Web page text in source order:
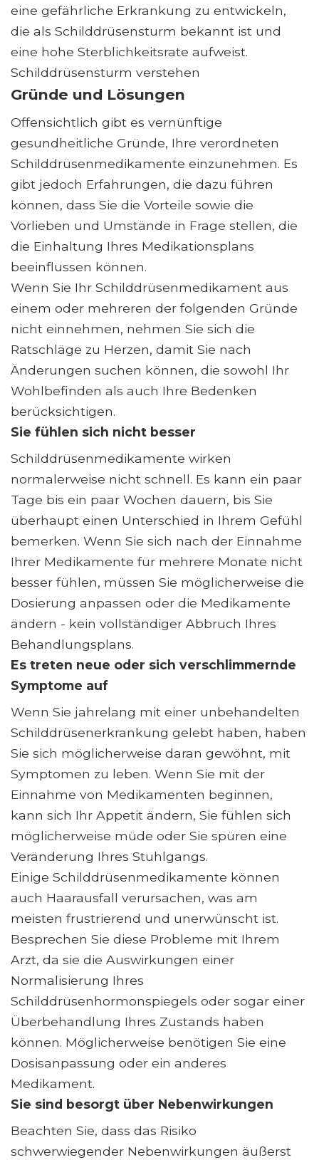
eine gefährliche Erkrankung zu entwickeln,
die als Schilddrüsensturm bekannt ist und
eine hohe Sterblichkeitsrate aufweist.
Schilddrüsensturm verstehen
Gründe und Lösungen
Offensichtlich gibt es vernünftige
gesundheitliche Gründe, Ihre verordneten
Schilddrüsenmedikamente einzunehmen. Es
gibt jedoch Erfahrungen, die dazu führen
können, dass Sie die Vorteile sowie die
Vorlieben und Umstände in Frage stellen, die
die Einhaltung Ihres Medikationsplans
beeinflussen können.
Wenn Sie Ihr Schilddrüsenmedikament aus
einem oder mehreren der folgenden Gründe
nicht einnehmen, nehmen Sie sich die
Ratschläge zu Herzen, damit Sie nach
Änderungen suchen können, die sowohl Ihr
Wohlbefinden als auch Ihre Bedenken
berücksichtigen.
Sie fühlen sich nicht besser
Schilddrüsenmedikamente wirken
normalerweise nicht schnell. Es kann ein paar
Tage bis ein paar Wochen dauern, bis Sie
überhaupt einen Unterschied in Ihrem Gefühl
bemerken. Wenn Sie sich nach der Einnahme
Ihrer Medikamente für mehrere Monate nicht
besser fühlen, müssen Sie möglicherweise die
Dosierung anpassen oder die Medikamente
ändern - kein vollständiger Abbruch Ihres
Behandlungsplans.
Es treten neue oder sich verschlimmernde
Symptome auf
Wenn Sie jahrelang mit einer unbehandelten
Schilddrüsenerkrankung gelebt haben, haben
Sie sich möglicherweise daran gewöhnt, mit
Symptomen zu leben. Wenn Sie mit der
Einnahme von Medikamenten beginnen,
kann sich Ihr Appetit ändern, Sie fühlen sich
möglicherweise müde oder Sie spüren eine
Veränderung Ihres Stuhlgangs.
Einige Schilddrüsenmedikamente können
auch Haarausfall verursachen, was am
meisten frustrierend und unerwünscht ist.
Besprechen Sie diese Probleme mit Ihrem
Arzt, da sie die Auswirkungen einer
Normalisierung Ihres
Schilddrüsenhormonspiegels oder sogar einer
Überbehandlung Ihres Zustands haben
können. Möglicherweise benötigen Sie eine
Dosisanpassung oder ein anderes
Medikament.
Sie sind besorgt über Nebenwirkungen
Beachten Sie, dass das Risiko
schwerwiegender Nebenwirkungen äußerst